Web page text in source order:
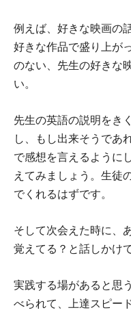
例えば、好きな映画の
好きな作品で盛り上が
のない、先生の好きな
い。
先生の英語の説明をき
し、もし出来そうであ
で感想を言えるように
えてみましょう。生徒
でくれるはずです。
そして次会えた時に、
覚えてる？と話しかけ
実践する場があると思
べられて、上達スピー